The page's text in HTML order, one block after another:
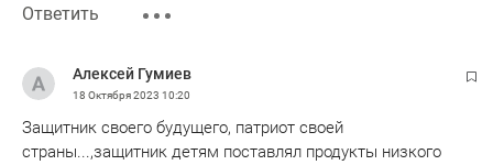
Ответить
Алексей Гумиев
18 Октября 2023 10:20
Защитник своего будущего, патриот своей
страны...,защитник детям поставлял продукты низкого